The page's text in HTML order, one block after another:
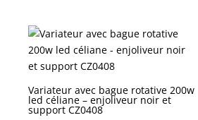
Variateur avec bague rotative 200w
led céliane – enjoliveur noir et
support CZ0408